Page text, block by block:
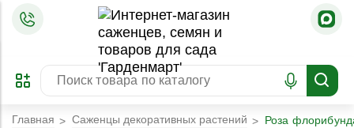
ПРЕДЗАКАЗ
ЗАБРОНИРОВАТЬ
ЛУЧШЕЕ
Главная Саженцы декоративных растений Роза